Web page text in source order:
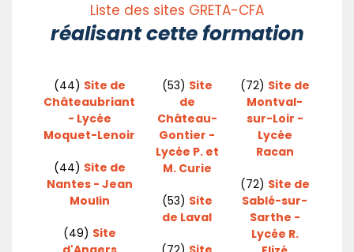
Liste des sites GRETA-CFA
réalisant cette formation
(44) Site de
Châteaubriant
- Lycée
Moquet-Lenoir
(44) Site de
Nantes - Jean
Moulin
(49) Site
(53) Site
de
Château-
Gontier -
Lycée P. et
M. Curie
(53) Site
de Laval
(72) Site de
Montval-
sur-Loir -
Lycée
Racan
(72) Site de
Sablé-sur-
Sarthe -
Lycée R.